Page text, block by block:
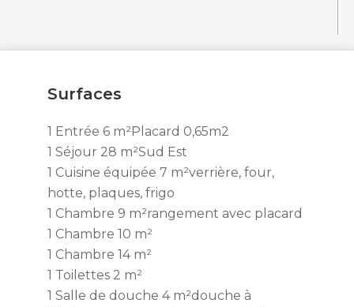
Surfaces
1 Entrée 6 m²Placard 0,65m2
1 Séjour 28 m²Sud Est
1 Cuisine équipée 7 m²verrière, four,
hotte, plaques, frigo
1 Chambre 9 m²rangement avec placard
1 Chambre 10 m²
1 Chambre 14 m²
1 Toilettes 2 m²
1 Salle de douche 4 m²douche à